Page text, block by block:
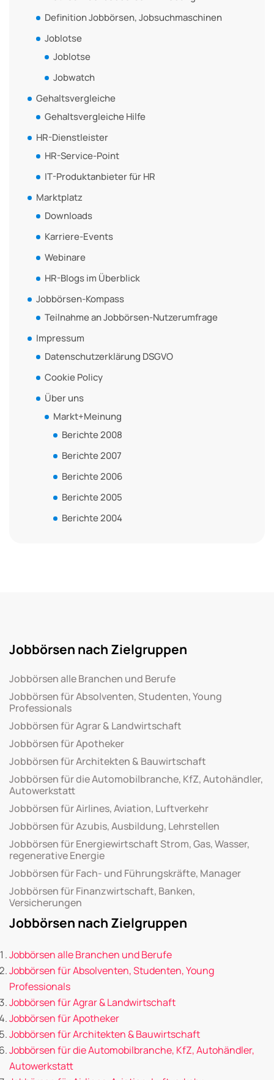
Definition Jobbörsen, Jobsuchmaschinen
Joblotse
Joblotse
Jobwatch
Gehaltsvergleiche
Gehaltsvergleiche Hilfe
HR-Dienstleister
HR-Service-Point
IT-Produktanbieter für HR
Marktplatz
Downloads
Karriere-Events
Webinare
HR-Blogs im Überblick
Jobbörsen-Kompass
Teilnahme an Jobbörsen-Nutzerumfrage
Impressum
Datenschutzerklärung DSGVO
Cookie Policy
Über uns
Markt+Meinung
Berichte 2008
Berichte 2007
Berichte 2006
Berichte 2005
Berichte 2004
Jobbörsen nach Zielgruppen
Jobbörsen alle Branchen und Berufe
Jobbörsen für Absolventen, Studenten, Young
Professionals
Jobbörsen für Agrar & Landwirtschaft
Jobbörsen für Apotheker
Jobbörsen für Architekten & Bauwirtschaft
Jobbörsen für die Automobilbranche, KfZ, Autohändler,
Autowerkstatt
Jobbörsen für Airlines, Aviation, Luftverkehr
Jobbörsen für Azubis, Ausbildung, Lehrstellen
Jobbörsen für Energiewirtschaft Strom, Gas, Wasser,
regenerative Energie
Jobbörsen für Fach- und Führungskräfte, Manager
Jobbörsen für Finanzwirtschaft, Banken,
Versicherungen
Jobbörsen nach Zielgruppen
Jobbörsen alle Branchen und Berufe
Jobbörsen für Absolventen, Studenten, Young
Professionals
Jobbörsen für Agrar & Landwirtschaft
Jobbörsen für Apotheker
Jobbörsen für Architekten & Bauwirtschaft
Jobbörsen für die Automobilbranche, KfZ, Autohändler,
Autowerkstatt